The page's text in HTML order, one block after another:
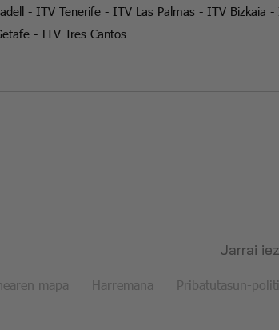
- ITV Tenerife- ITV Las Palmas- ITV Bizkaia -
- ITV Tres Cantos
Jarrai
mapa Harremana Pribatutasun-